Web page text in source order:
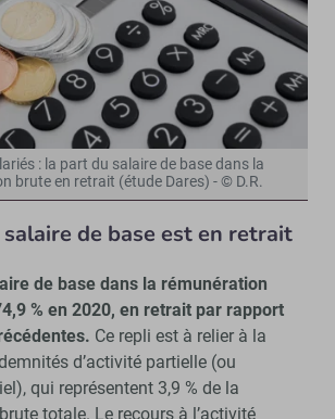
: la part du salaire de base dans la
brute en retrait (étude Dares) - © D.R.
de base est en retrait
de base dans la rémunération
% en 2020, en retrait par rapport
Ce repli est à relier à la
d’activité partielle (ou
qui représentent 3,9 % de la
totale. Le recours à l’activité